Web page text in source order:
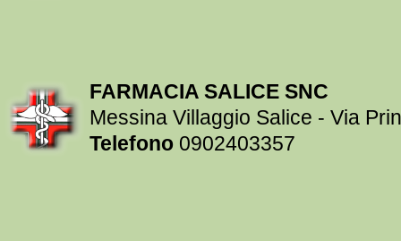
FARMACIA SALICE SNC
Messina Villaggio Salice - Via
Telefono 0902403357